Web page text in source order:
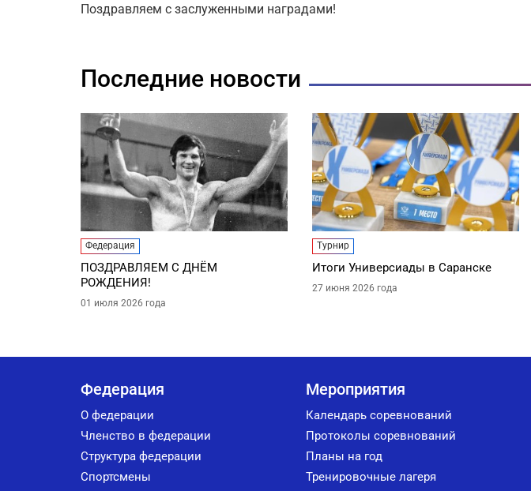
Поздравляем с заслуженными наградами!
Последние новости
Федерация
ПОЗДРАВЛЯЕМ С ДНЁМ
РОЖДЕНИЯ!
01 июля 2026 года
Турнир
Итоги Универсиады в Саранске
27 июня 2026 года
Федерация
О федерации
Членство в федерации
Структура федерации
Спортсмены
Мероприятия
Календарь соревнований
Протоколы соревнований
Планы на год
Тренировочные лагеря